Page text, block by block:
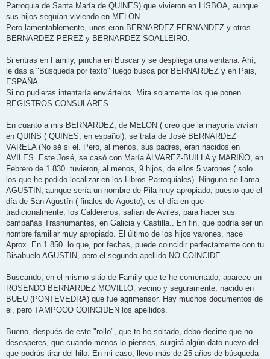
Parroquia de Santa María de QUINES) que vivieron en LISBOA, aunque
sus hijos seguían viviendo en MELON.
Pero lamentablemente, unos eran BERNARDEZ FERNANDEZ y otros
BERNARDEZ PEREZ y BERNARDEZ SOALLEIRO.
Si entras en Family, pincha en Buscar y se despliega una ventana. Ahí,
le das a "Búsqueda por texto" luego busca por BERNARDEZ y en Pais,
ESPAÑA.
Si no pudieras intentaría enviártelos. Mira solamente los que ponen
REGISTROS CONSULARES
En cuanto a mis BERNARDEZ, de MELON ( creo que la mayoría vivían
en QUINS ( QUINES, en español), se trata de José BERNARDEZ
VARELA (No sé si el. Pero, al menos, sus padres, eran nacidos en
AVILES. Este José, se casó con María ALVAREZ-BUILLA y MARIÑO, en
Febrero de 1.830. tuvieron, al menos, 9 hijos, de ellos 5 varones ( solo
los que he podido localizar en los Libros Parroquiales). Ninguno se llama
AGUSTIN, aunque sería un nombre de Pila muy apropiado, puesto que el
día de San Agustín ( finales de Agosto), es el día en que
tradicionalmente, los Caldereros, salían de Avilés, para hacer sus
campañas Trashumantes, en Galicia y Castilla.. En fin, que podría ser un
nombre familiar muy apropiado. El último de los hijos varones, nace
Aprox. En 1.850. lo que, por fechas, puede coincidir perfectamente con tu
Bisabuelo AGUSTIN, pero el segundo apellido NO COINCIDE.
Buscando, en el mismo sitio de Family que te he comentado, aparece un
ROSENDO BERNARDEZ MOVILLO, vecino y seguramente, nacido en
BUEU (PONTEVEDRA) que fue agrimensor. Hay muchos documentos de
el, pero TAMPOCO COINCIDEN los apellidos.
Bueno, después de este "rollo", que te he soltado, debo decirte que no
desesperes, que cuando menos lo pienses, surgirá algún dato nuevo del
que podrás tirar del hilo. En mi caso, llevo más de 25 años de búsqueda